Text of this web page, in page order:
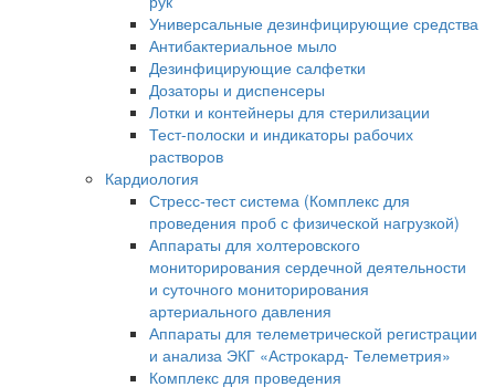
Универсальные дезинфицирующие средства
Антибактериальное мыло
Дезинфицирующие салфетки
Дозаторы и диспенсеры
Лотки и контейнеры для стерилизации
Тест-полоски и индикаторы рабочих
растворов
Кардиология
Стресс-тест система (Комплекс для
проведения проб с физической нагрузкой)
Аппараты для холтеровского
мониторирования сердечной деятельности
и суточного мониторирования
артериального давления
Аппараты для телеметрической регистрации
и анализа ЭКГ «Астрокард- Телеметрия»
Комплекс для проведения